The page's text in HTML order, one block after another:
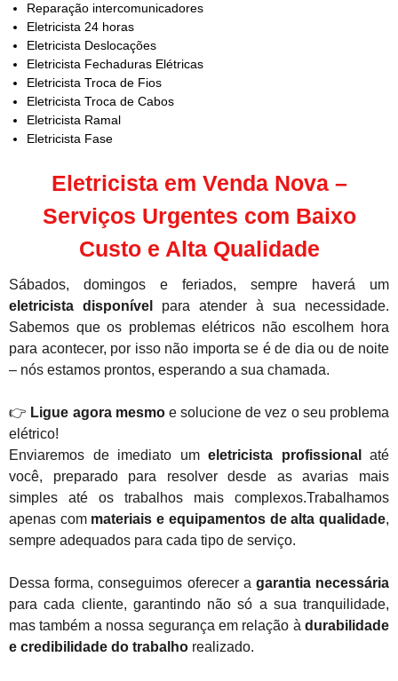
Reparação intercomunicadores
Eletricista 24 horas
Eletricista Deslocações
Eletricista Fechaduras Elétricas
Eletricista Troca de Fios
Eletricista Troca de Cabos
Eletricista Ramal
Eletricista Fase
Eletricista em Venda Nova –
Serviços Urgentes com Baixo
Custo e Alta Qualidade
Sábados, domingos e feriados, sempre haverá um
eletricista disponível
para atender à sua necessidade.
Sabemos que os problemas elétricos não escolhem hora
para acontecer, por isso não importa se é de dia ou de noite
– nós estamos prontos, esperando a sua chamada.
👉 Ligue agora mesmoe solucione de vez o seu problema
elétrico!
Enviaremos de imediato um eletricista profissional
até
você, preparado para resolver desde as avarias mais
simples até os trabalhos mais complexos.Trabalhamos
apenas com materiais e equipamentos de alta qualidade,
sempre adequados para cada tipo de serviço.
Dessa forma, conseguimos oferecer a garantia necessária
para cada cliente, garantindo não só a sua tranquilidade,
mas também a nossa segurança em relação à durabilidade
e credibilidade do trabalho realizado.